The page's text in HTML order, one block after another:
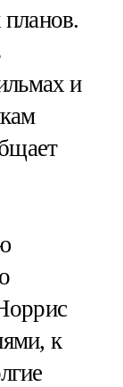
и
к